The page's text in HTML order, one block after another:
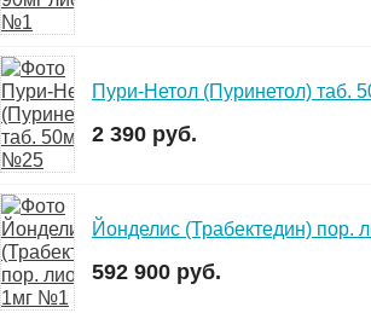
Пури-Нетол (Пуринетол) таб.
2 390 руб.
Йонделис (Трабектедин) пор.
592 900 руб.